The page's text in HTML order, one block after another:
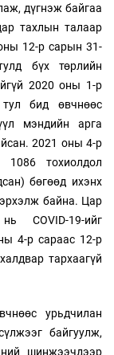
дүгнэж байгаа
тахлын талаар
12-р сарын 31-
бүх төрлийн
2020 оны 1-р
бид өвчнөөс
мэндийн арга
2021 оны 4-р
тохиолдол
бөгөөд ихэнх
байна. Цар
COVID-19-ийг
4-р сараас 12-р
тархаагүй
урьдчилан
байгуулж,
шинжээчдээр